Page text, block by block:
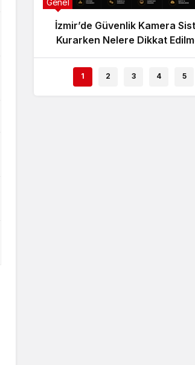
Genel
İzmir’de Güvenlik Kamera
Kurarken Nelere Dikkat
1 2 3 4 5